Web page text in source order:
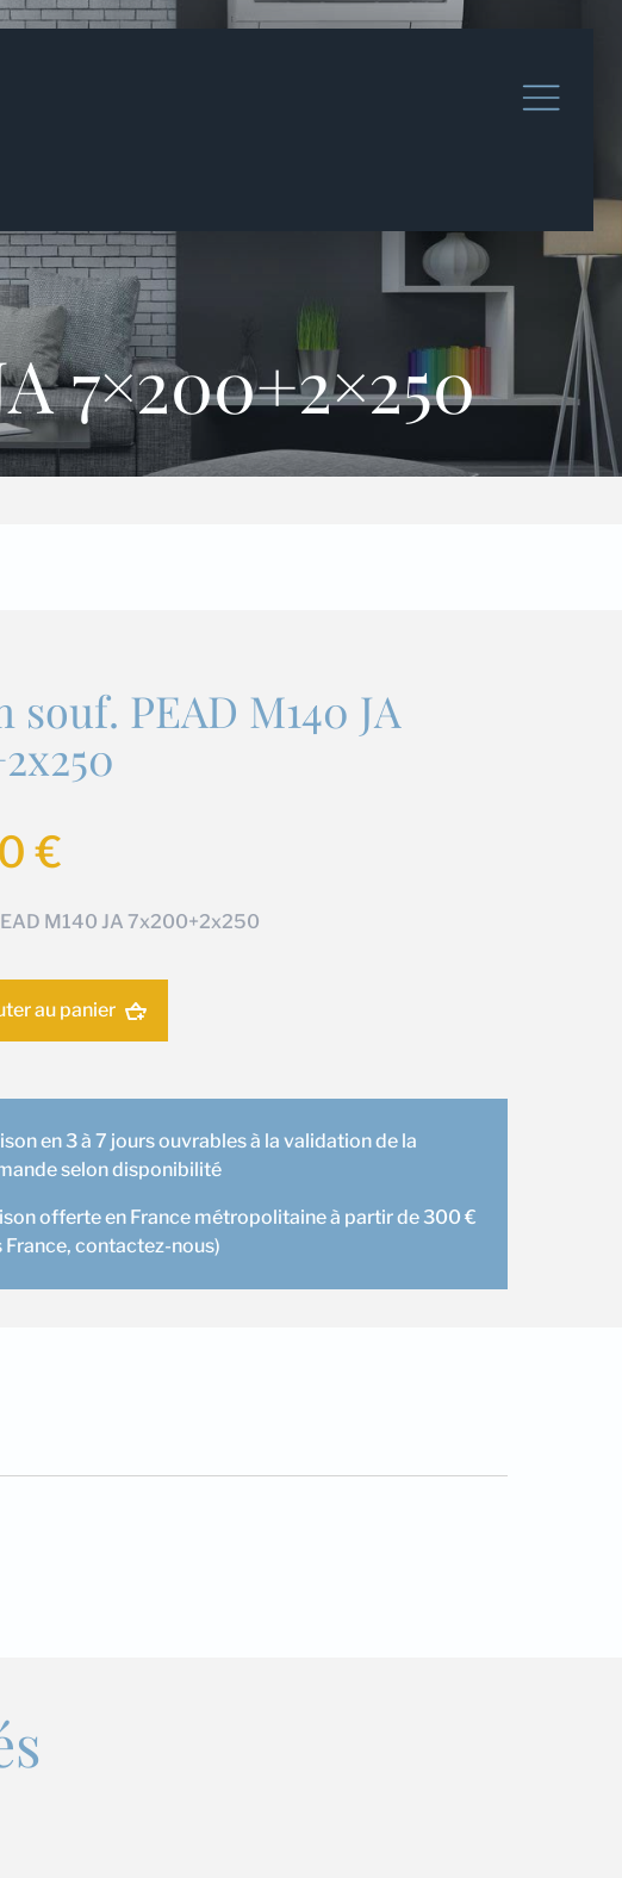
7×200+2×250
souf. PEAD M140 JA
€
M140 JA 7x200+2x250
au panier
en 3 à 7 jours ouvrables à la validation de la
selon disponibilité
offerte en France métropolitaine à partir de 300 €
France, contactez-nous)